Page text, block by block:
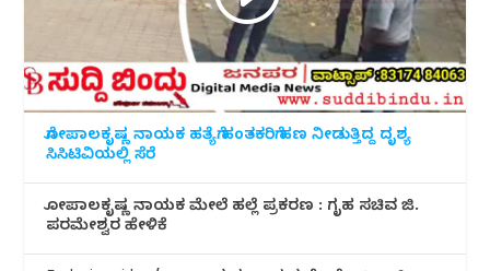
ಗೋಪಾಲಕೃಷ್ಣ ನಾಯಕ ಹತ್ಯೆಗೆ ಹಂತಕರಿಗೆ ಹಣ ನೀಡುತ್ತಿದ್ದ ದೃಶ್ಯ
ಸಿಸಿಟಿವಿಯಲ್ಲಿ ಸೆರೆ
ಗೋಪಾಲಕೃಷ್ಣ ನಾಯಕ ಮೇಲೆ ಹಲ್ಲೆ ಪ್ರಕರಣ : ಗೃಹ ಸಚಿವ ಜಿ.
ಪರಮೇಶ್ವರ ಹೇಳಿಕೆ